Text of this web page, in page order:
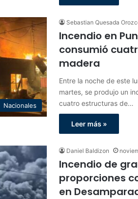
Nacionales
Sebastian Quesada
Incendio en
consumió
madera
Entre la noche de este
martes, se produjo un
cuatro estructuras de…
Leer más »
Daniel Baldizon
Incendio de
proporciones
en